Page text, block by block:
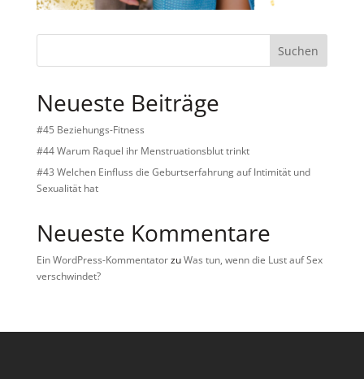
Suchen
Neueste Beiträge
#45 Beziehungs-Fitness
#44 Warum Raquel ihr Menstruationsblut trinkt
#43 Welchen Einfluss die Geburtserfahrung auf Intimität und
Sexualität hat
Neueste Kommentare
Ein WordPress-KommentatorzuWas tun, wenn die Lust auf Sex
verschwindet?